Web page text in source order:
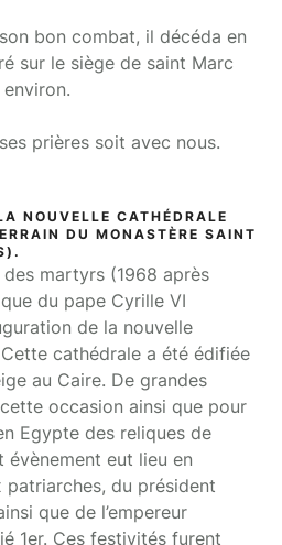
bon combat, il décéda en
sur le siège de saint Marc
prières soit avec nous.
NOUVELLE CATHÉDRALE
DU MONASTÈRE SAINT
des martyrs (1968 après
du pape Cyrille VI
de la nouvelle
cathédrale a été édifiée
au Caire. De grandes
occasion ainsi que pour
Egypte des reliques de
évènement eut lieu en
patriarches, du président
que de l’empereur
1er. Ces festivités furent